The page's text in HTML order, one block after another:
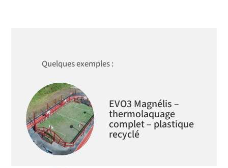
Quelques exemples :
EVO3 Magnélis –
thermolaquage
complet – plastique
recyclé